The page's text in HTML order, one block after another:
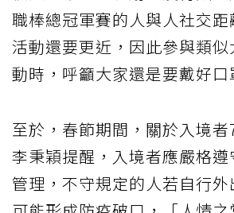
職棒總冠軍賽的人與人社交
活動還要更近，因此參與類
動時，呼籲大家還是要戴好口
至於，春節期間，關於入境者
李秉穎提醒，入境者應嚴格
管理，不守規定的人若自行